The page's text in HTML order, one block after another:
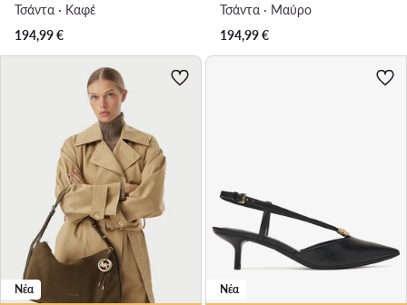
Τσάντα · Καφέ
194,99€
Τσάντα · Μαύρο
194,99€
Νέα Νέα